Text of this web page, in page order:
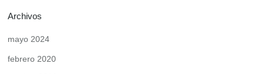
Archivos
mayo 2024
febrero 2020